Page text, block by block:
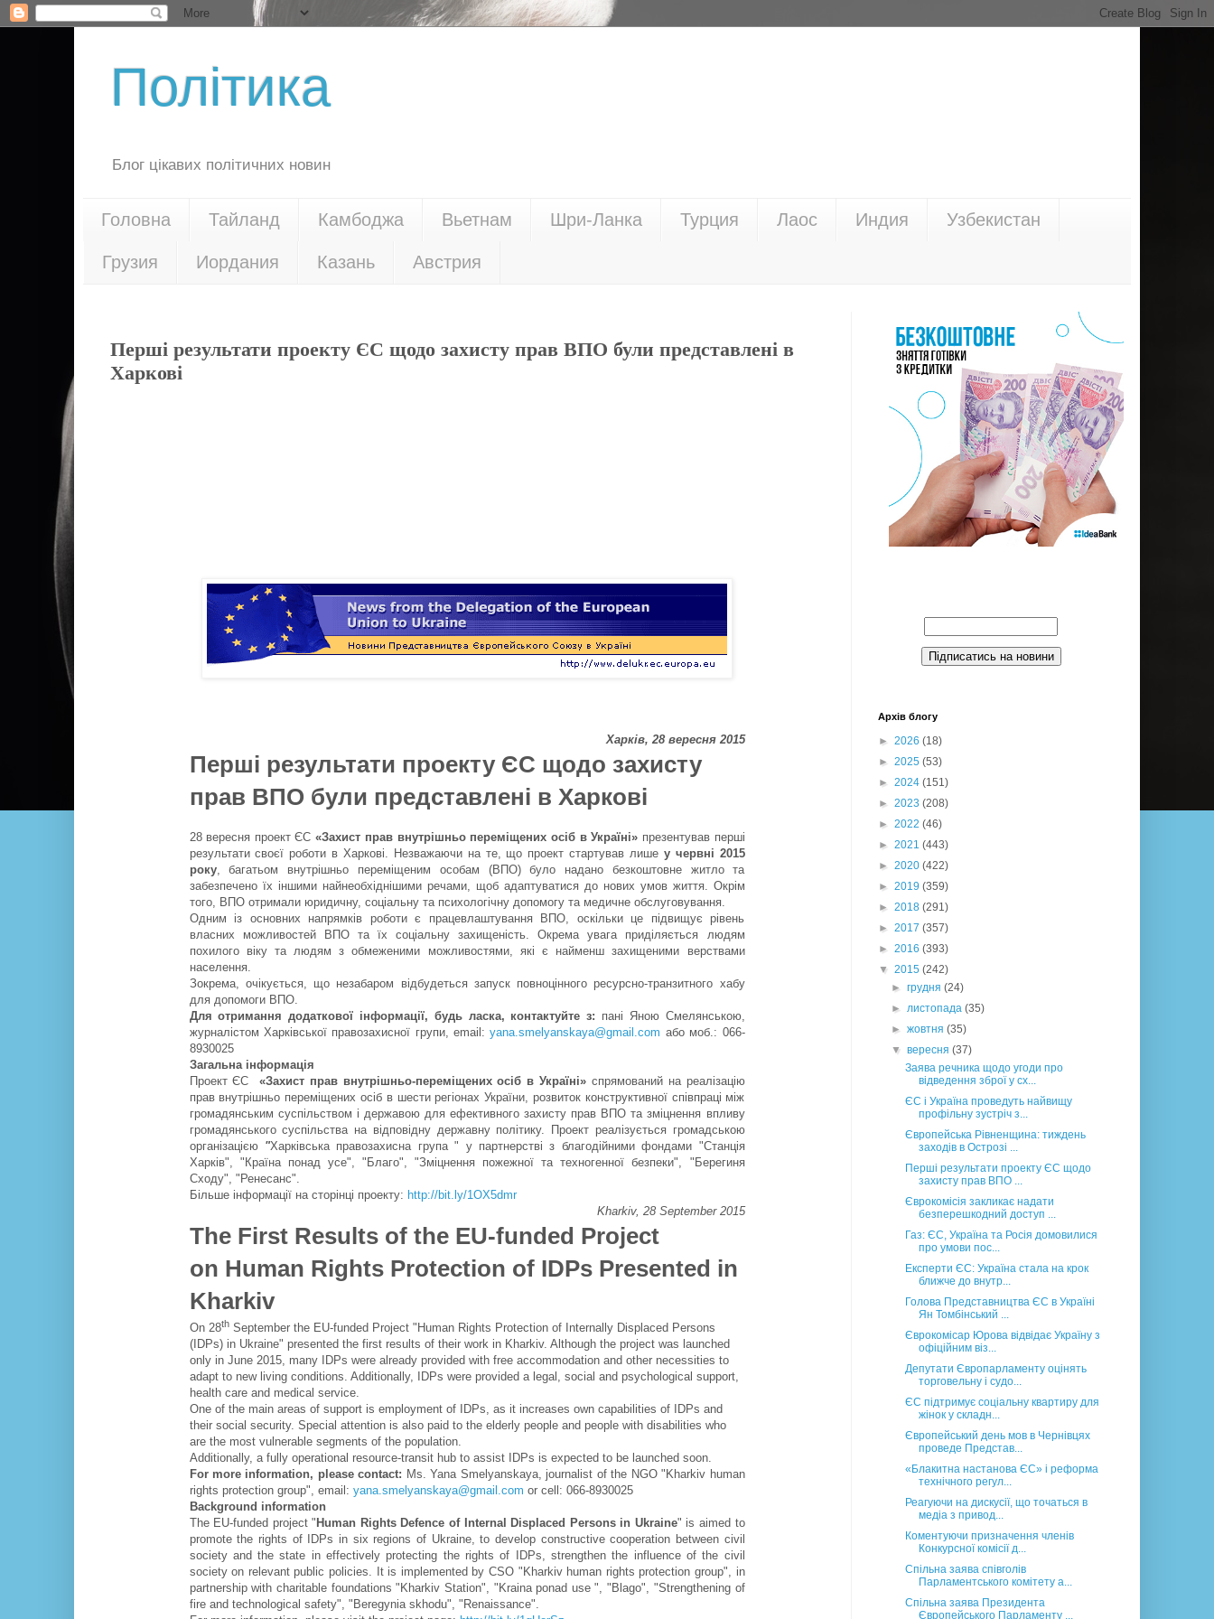
Політика
Блог цікавих політичних новин
Головна Тайланд Камбоджа Вьетнам Шри-Ланка Турция Лаос Индия Узбекистан
Грузия Иордания Казань Австрия
Перші результати проекту ЄС щодо захисту прав ВПО були представлені в
Харкові
Харків, 28 вересня 2015
Перші результати проекту ЄС щодо захисту
прав ВПО були представлені в Харкові
28 вересня проект ЄС«Захист прав внутрішньо переміщених осіб в Україні» презентував перші
результати своєї роботи в Харкові. Незважаючи на те, що проект стартував лише у червні 2015
року, багатьом внутрішньо переміщеним особам (ВПО) було надано безкоштовне житло та
забезпечено їх іншими найнеобхіднішими речами, щоб адаптуватися до нових умов життя. Окрім
того, ВПО отримали юридичну, соціальну та психологічну допомогу та медичне обслуговування.
Одним із основних напрямків роботи є працевлаштування ВПО, оскільки це підвищує рівень
власних можливостей ВПО та їх соціальну захищеність. Окрема увага приділяється людям
похилого віку та людям з обмеженими можливостями, які є найменш захищеними верствами
населення.
Зокрема, очікується, що незабаром відбудеться запуск повноцінного ресурсно-транзитного хабу
для допомоги ВПО.
Для отримання додаткової інформації, будь ласка, контактуйте з: пані Яною Смелянською,
журналістом Харківської правозахисної групи, email:yana.smelyanskaya@gmail.com або моб.: 066-
8930025
Загальна інформація
Проект ЄС
«Захист прав внутрішньо-переміщених осіб в Україні» спрямований на реалізацію
прав внутрішньо переміщених осіб в шести регіонах України, розвиток конструктивної співпраці між
громадянським суспільством і державою для ефективного захисту прав ВПО та зміцнення впливу
громадянського суспільства на відповідну державну політику. Проект реалізується громадською
організацією"Харківська правозахисна група " у партнерстві з благодійними фондами "Станція
Харків", "Країна понад усе", "Благо", "Зміцнення пожежної та техногенної безпеки", "Берегиня
Сходу", "Ренесанс".
Більше інформації на сторінці проекту: http://bit.ly/1OX5dmr
Kharkiv, 28 September 2015
The First Results of the EU-funded Project
on Human Rights Protection of IDPs Presented in
Kharkiv
On 28thSeptember the EU-funded Project "Human Rights Protection of Internally Displaced Persons
(IDPs) in Ukraine" presented the first results of their work in Kharkiv. Although the project was launched
only in June 2015, many IDPs were already provided with free accommodation and other necessities to
adapt to new living conditions. Additionally, IDPs were provided a legal, social and psychological support,
health care and medical service.
One of the main areas of support is employment of IDPs, as it increases own capabilities of IDPs and
their social security. Special attention is also paid to the elderly people and people with disabilities who
are the most vulnerable segments of the population.
Additionally, a fully operational resource-transit hub to assist IDPs is expected to be launched soon.
For more information, please contact: Ms. Yana Smelyanskaya, journalist of the NGO "Kharkiv human
rights protection group", email: yana.smelyanskaya@gmail.com or cell: 066-8930025
Background information
The EU-funded project " Human Rights Defence of Internal Displaced Persons in Ukraine" is aimed to
promote the rights of IDPs in six regions of Ukraine, to develop constructive cooperation between civil
society and the state in effectively protecting the rights of IDPs, strengthen the influence of the civil
society on relevant public policies. It is implemented by CSO "Kharkiv human rights protection group", in
partnership with charitable foundations "Kharkiv Station", "Kraina ponad use ", "Blago", "Strengthening of
fire and technological safety", "Beregynia skhodu", "Renaissance".
Архів блогу
► 2026 (18)
► 2025 (53)
► 2024 (151)
► 2023 (208)
► 2022 (46)
► 2021 (443)
► 2020 (422)
► 2019 (359)
► 2018 (291)
► 2017 (357)
► 2016 (393)
▼ 2015 (242)
►грудня(24)
►листопада(35)
►жовтня(35)
▼вересня(37)
Заява речника щодо угоди про
відведення зброї у сх...
ЄС і Україна проведуть найвищу
профільну зустріч з...
Європейська Рівненщина: тиждень
заходів в Острозі ...
Перші результати проекту ЄС щодо
захисту прав ВПО ...
Єврокомісія закликає надати
безперешкодний доступ ...
Газ: ЄС, Україна та Росія домовилися
про умови пос...
Експерти ЄС: Україна стала на крок
ближче до внутр...
Голова Представництва ЄС в Україні
Ян Томбінський ...
Єврокомісар Юрова відвідає Україну з
офіційним віз...
Депутати Європарламенту оцінять
торговельну і судо...
ЄС підтримує соціальну квартиру для
жінок у складн...
Європейський день мов в Чернівцях
проведе Представ...
«Блакитна настанова ЄС» і реформа
технічного регул...
Реагуючи на дискусії, що точаться в
медіа з привод...
Коментуючи призначення членів
Конкурсної комісії д...
Спільна заява співголів
Парламентського комітету а...
Спільна заява Президента
Європейського Парламенту ...